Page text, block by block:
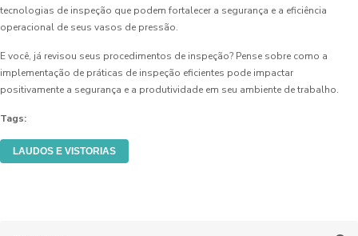
tecnologias de inspeção que podem fortalecer a segurança e a eficiência
operacional de seus vasos de pressão.
E você, já revisou seus procedimentos de inspeção? Pense sobre como a
implementação de práticas de inspeção eficientes pode impactar
positivamente a segurança e a produtividade em seu ambiente de trabalho.
Tags:
LAUDOS E VISTORIAS